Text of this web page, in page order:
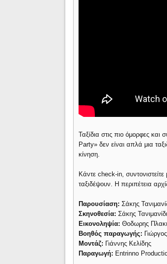
Ταξίδια στις πιο όμορφες και
Party» δεν είναι απλά μια
κίνηση.
Κάντε check-in, συντονιστείτε
ταξιδέψουν. Η περιπέτεια
Παρουσίαση: Σάκης
Σκηνοθεσία: Σάκης
Εικονοληψία: Θοδωρης
Βοηθός παραγωγής:
Μοντάζ: Γιάννης Κελίδης
Παραγωγή: Entrinno